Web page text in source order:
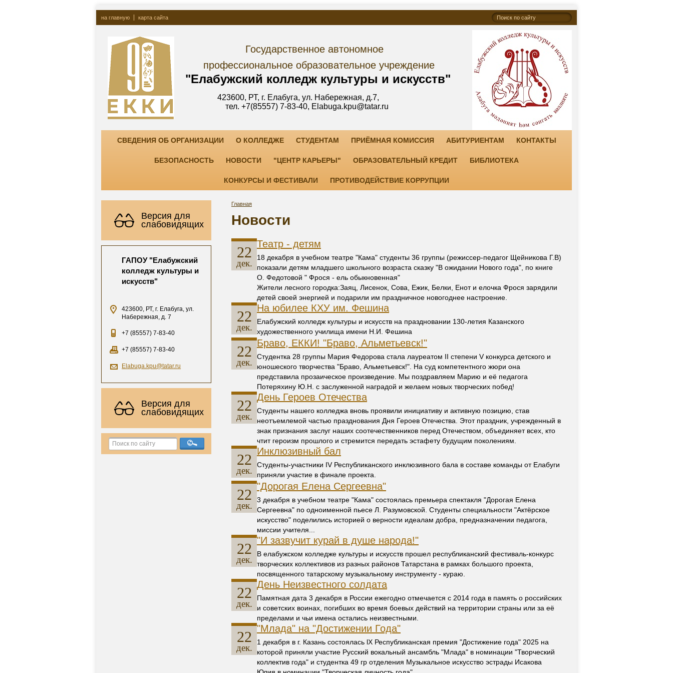
на главную карта сайта
Государственное автономное
профессиональное образовательное учреждение
"Елабужский колледж культуры и искусств"
423600, РТ, г. Елабуга, ул. Набережная, д.7,
тел. +7(85557) 7-83-40, Elabuga.kpu@tatar.ru
СВЕДЕНИЯ ОБ ОРГАНИЗАЦИИ О КОЛЛЕДЖЕ СТУДЕНТАМ ПРИЁМНАЯ КОМИССИЯ АБИТУРИЕНТАМ КОНТАКТЫ
БЕЗОПАСНОСТЬ НОВОСТИ "ЦЕНТР КАРЬЕРЫ" ОБРАЗОВАТЕЛЬНЫЙ КРЕДИТ БИБЛИОТЕКА
КОНКУРСЫ И ФЕСТИВАЛИ ПРОТИВОДЕЙСТВИЕ КОРРУПЦИИ
Версия для
слабовидящих
ГАПОУ "Елабужский
колледж культуры и
искусств"
423600, РТ, г. Елабуга, ул.
Набережная, д. 7
+7 (85557) 7-83-40
+7 (85557) 7-83-40
Elabuga.kpu@tatar.ru
Версия для
слабовидящих
Главная
Новости
22
дек.
Театр - детям
18 декабря в учебном театре "Кама" студенты 36 группы (режиссер-педагог Щейникова Г.В)
показали детям младшего школьного возраста сказку "В ожидании Нового года", по книге
О. Федотовой " Фрося - ель обыкновенная"
Жители лесного городка:Заяц, Лисенок, Сова, Ежик, Белки, Енот и елочка Фрося зарядили
детей своей энергией и подарили им праздничное новогоднее настроение.
22
дек.
На юбилее КХУ им. Фешина
Елабужский колледж культуры и искусств на праздновании 130-летия Казанского
художественного училища имени Н.И. Фешина
22
дек.
Браво, ЕККИ! "Браво, Альметьевск!"
Студентка 28 группы Мария Федорова стала лауреатом II степени V конкурса детского и
юношеского творчества "Браво, Альметьевск!". На суд компетентного жюри она
представила прозаическое произведение. Мы поздравляем Марию и её педагога
Потеряхину Ю.Н. с заслуженной наградой и желаем новых творческих побед!
22
дек.
День Героев Отечества
Студенты нашего колледжа вновь проявили инициативу и активную позицию, став
неотъемлемой частью празднования Дня Героев Отечества. Этот праздник, учрежденный в
знак признания заслуг наших соотечественников перед Отечеством, объединяет всех, кто
чтит героизм прошлого и стремится передать эстафету будущим поколениям.
22
дек.
Инклюзивный бал
Студенты-участники IV Республиканского инклюзивного бала в составе команды от Елабуги
приняли участие в финале проекта.
22
дек.
"Дорогая Елена Сергеевна"
3 декабря в учебном театре "Кама" состоялась премьера спектакля "Дорогая Елена
Сергеевна" по одноименной пьесе Л. Разумовской. Студенты специальности "Актёрское
искусство" поделились историей о верности идеалам добра, предназначении педагога,
миссии учителя...
22
дек.
"И зазвучит курай в душе народа!"
В елабужском колледже культуры и искусств прошел республиканский фестиваль-конкурс
творческих коллективов из разных районов Татарстана в рамках большого проекта,
посвященного татарскому музыкальному инструменту - кураю.
22
дек.
День Неизвестного солдата
Памятная дата 3 декабря в России ежегодно отмечается с 2014 года в память о российских
и советских воинах, погибших во время боевых действий на территории страны или за её
пределами и чьи имена остались неизвестными.
22
дек.
"Млада" на "Достижении Года"
1 декабря в г. Казань состоялась lX Республиканская премия "Достижение года" 2025 на
которой приняли участие Русский вокальный ансамбль "Млада" в номинации "Творческий
коллектив года" и студентка 49 гр отделения Музыкальное искусство эстрады Исакова